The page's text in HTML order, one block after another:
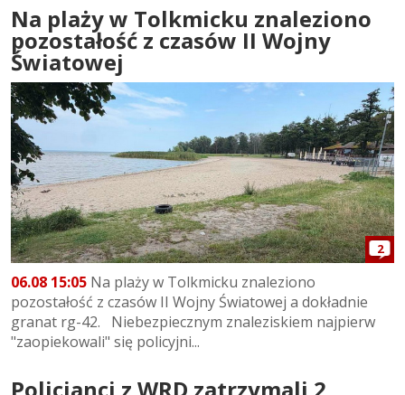
Na plaży w Tolkmicku znaleziono
pozostałość z czasów II Wojny
Światowej
2
06.08 15:05 Na plaży w Tolkmicku znaleziono
pozostałość z czasów II Wojny Światowej a dokładnie
granat rg-42. Niebezpiecznym znaleziskiem najpierw
"zaopiekowali" się policyjni...